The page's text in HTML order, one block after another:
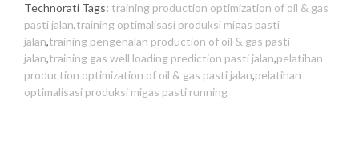
Technorati Tags: training production optimization of oil & gas
pasti jalan,training optimalisasi produksi migas pasti
jalan,training pengenalan production of oil & gas pasti
jalan,training gas well loading prediction pasti jalan,pelatihan
production optimization of oil & gas pasti jalan,pelatihan
optimalisasi produksi migas pasti running